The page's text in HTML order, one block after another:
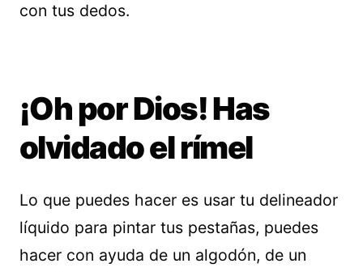
con tus dedos.
¡Oh por Dios! Has
olvidado el rímel
Lo que puedes hacer es usar tu delineador
líquido para pintar tus pestañas, puedes
hacer con ayuda de un algodón, de un